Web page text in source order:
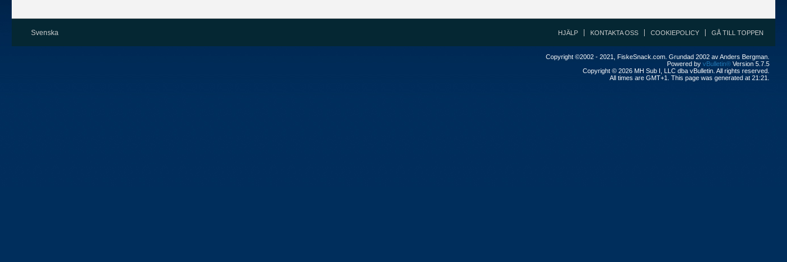
Svenska HJÄLP KONTAKTA OSS COOKIEPOLICY GÅ TILL TOPPEN
Copyright ©2002 - 2021, FiskeSnack.com. Grundad 2002 av Anders Bergman.
Powered by vBulletin® Version 5.7.5
Copyright © 2026 MH Sub I, LLC dba vBulletin. All rights reserved.
All times are GMT+1. This page was generated at 21:21.